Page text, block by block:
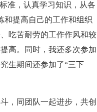
准，认真学习知识，从各
和提高自己的工作和组织
吃苦耐劳的工作作风和较
高。同时，我还多次参加
生期间还参加了“三下
，同团队一起进步，共创